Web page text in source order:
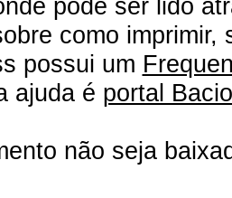
pode ser lido
como
possui um
ajuda é portal
não seja